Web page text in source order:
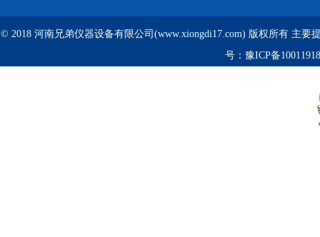
© 2018 河南兄弟仪器设备有限公司(www.xiongdi17.com) 版权所有 主要
号： 豫ICP备